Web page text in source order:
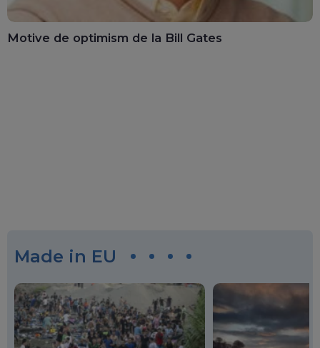
Motive de optimism de la Bill Gates
Made in EU